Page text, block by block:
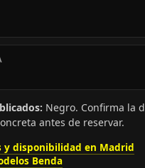
Negro. Confirma la
antes de reservar.
y disponibilidad en Madrid
Benda